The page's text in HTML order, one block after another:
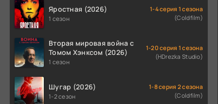
Яростная (2026)
1 сезон
1-4 серия 1 сезона
(Coldfilm)
Вторая мировая война с
Томом Хэнксом (2026)
1 сезон
1-20 серия 1 сезона
(HDrezka Studio)
Шугар (2026)
1-2 сезон
1-8 серия 2 сезона
(Coldfilm)